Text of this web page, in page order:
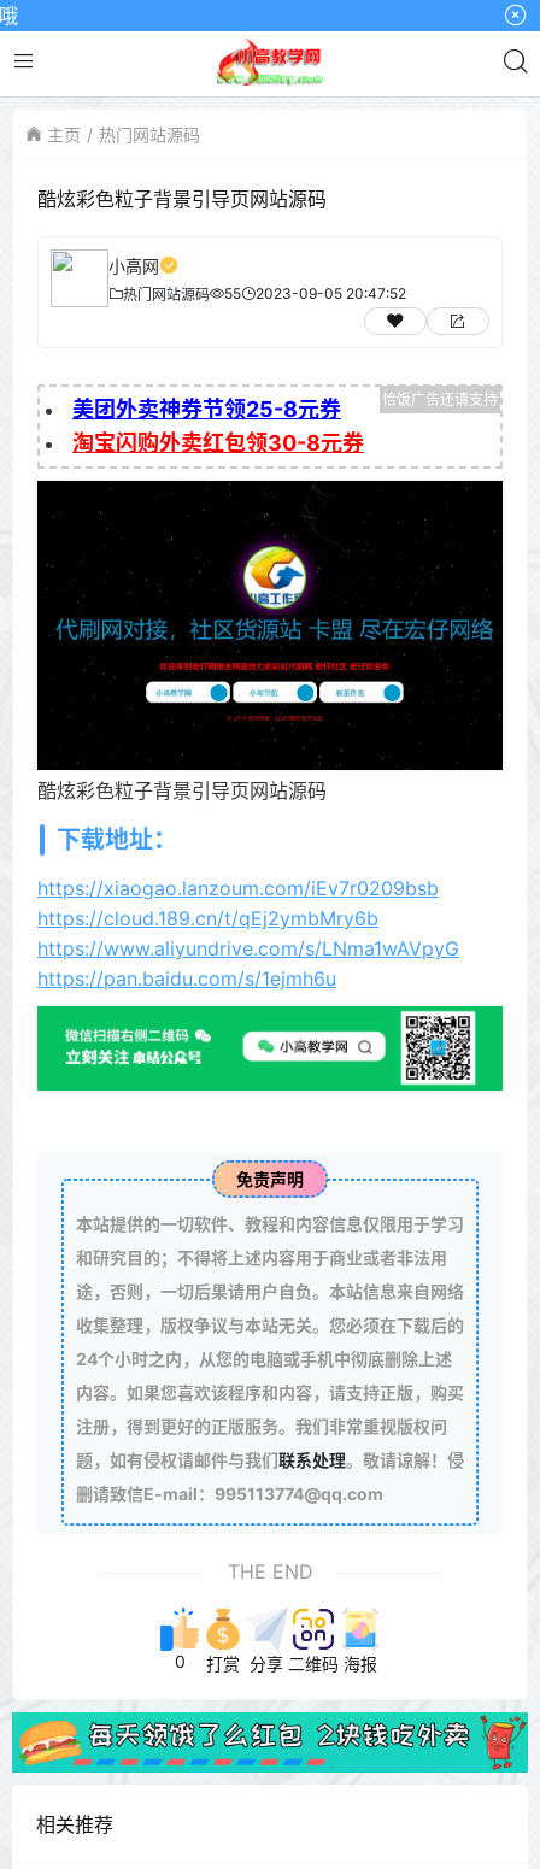
主页 热门网站源码
酷炫彩色粒子背景引导页网站源码
小高网
热门网站源码 55 2023-09-05 20:47:52
美团外卖神券节领25-8元券
淘宝闪购外卖红包领30-8元券
酷炫彩色粒子背景引导页网站源码
下载地址：
https://xiaogao.lanzoum.com/iEv7r0209bsb
https://cloud.189.cn/t/qEj2ymbMry6b
https://www.aliyundrive.com/s/LNma1wAVpyG
https://pan.baidu.com/s/1ejmh6u
免责声明
本站提供的一切软件、教程和内容信息仅限用于学习
和研究目的；不得将上述内容用于商业或者非法用
途，否则，一切后果请用户自负。本站信息来自网络
收集整理，版权争议与本站无关。您必须在下载后的
24个小时之内，从您的电脑或手机中彻底删除上述
内容。如果您喜欢该程序和内容，请支持正版，购买
注册，得到更好的正版服务。我们非常重视版权问
题，如有侵权请邮件与我们联系处理。敬请谅解！侵
删请致信E-mail：995113774@qq.com
THE END
0 打赏 分享 二维码 海报
相关推荐